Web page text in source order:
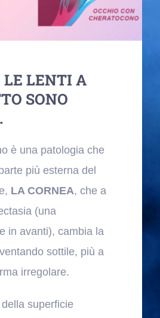
LE LENTI A
SONO
è una patologia che
più esterna del
LA CORNEA, che a
(una
in avanti), cambia la
sottile, più a
irregolare.
della superficie